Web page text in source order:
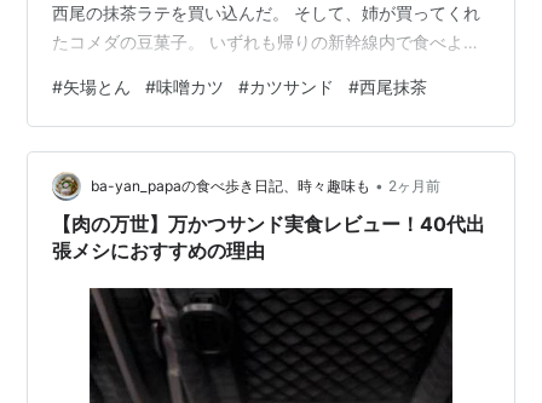
西尾の抹茶ラテを買い込んだ。 そして、姉が買ってくれ
たコメダの豆菓子。 いずれも帰りの新幹線内で食べよう
ですから、食べる暇もなかった。 隣りの席に人がいたの
で、なおさら食べるのが恥ずかしくて、結局すべて家に
帰ってから食べました。 眞島秀和さん主演のドラマ『新
幹線居酒屋』は 主人公の損保会社の内部監査員が、日帰
り出張先で見つけた極上のご当地テイクアウトグルメや
地酒、クラフトビールを、帰りの新幹線…
#矢場とん #味噌カツ #カツサンド #西尾抹茶
ba-yan_papaの食べ歩き日記、時々趣味も • 2ヶ月前
【肉の万世】万かつサンド実食レビュー！40代出
張メシにおすすめの理由